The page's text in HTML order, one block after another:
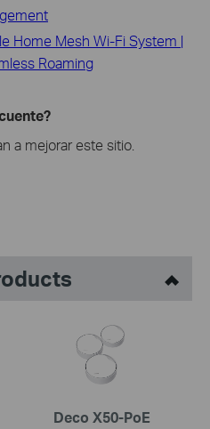
Home Mesh Wi-Fi System |
Roaming
a mejorar este sitio.
Deco X50-PoE